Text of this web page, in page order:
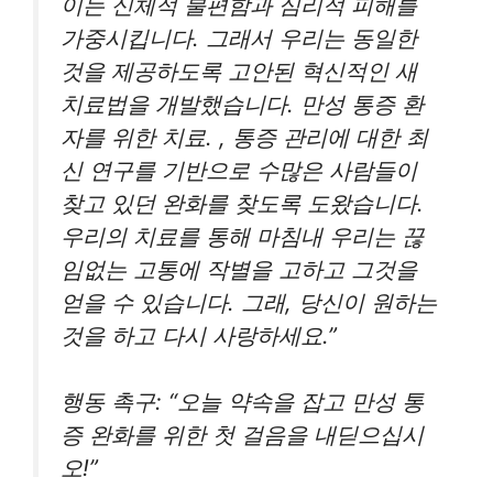
가중시킵니다. 그래서 우리는 동일한
것을 제공하도록 고안된 혁신적인 새
치료법을 개발했습니다. 만성 통증 환
자를 위한 치료. , 통증 관리에 대한 최
신 연구를 기반으로 수많은 사람들이
찾고 있던 완화를 찾도록 도왔습니다.
우리의 치료를 통해 마침내 우리는 끊
임없는 고통에 작별을 고하고 그것을
얻을 수 있습니다. 그래, 당신이 원하는
것을 하고 다시 사랑하세요.”
행동 촉구: “오늘 약속을 잡고 만성 통
증 완화를 위한 첫 걸음을 내딛으십시
오!”